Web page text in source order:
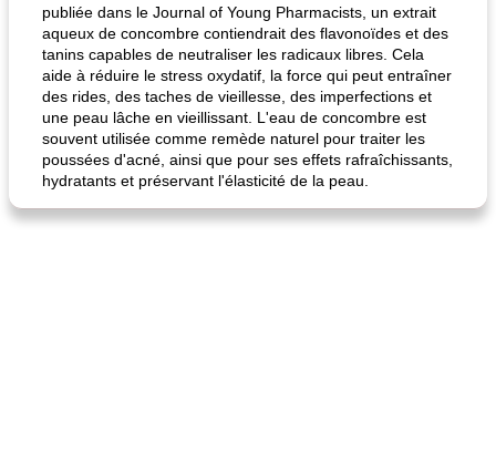
quinoa petit déjeuner méditerranéen
publiée dans le Journal of Young Pharmacists, un extrait
aqueux de concombre contiendrait des flavonoïdes et des
tanins capables de neutraliser les radicaux libres. Cela
aide à réduire le stress oxydatif, la force qui peut entraîner
des rides, des taches de vieillesse, des imperfections et
une peau lâche en vieillissant. L'eau de concombre est
souvent utilisée comme remède naturel pour traiter les
poussées d'acné, ainsi que pour ses effets rafraîchissants,
hydratants et préservant l'élasticité de la peau.